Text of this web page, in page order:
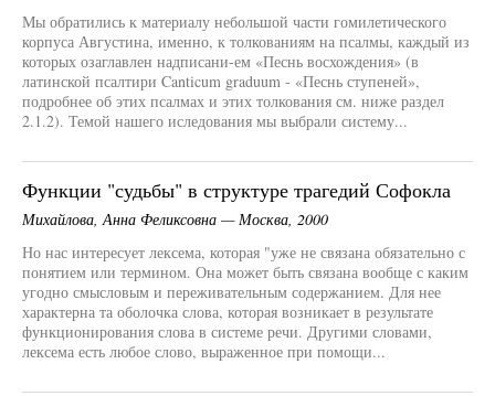
Мы обратились к материалу небольшой части гомилетического
корпуса Августина, именно, к толкованиям на псалмы, каждый из
которых озаглавлен надписани-ем «Песнь восхождения» (в
латинской псалтири Canticum graduum - «Песнь ступеней»,
подробнее об этих псалмах и этих толкования см. ниже раздел
2.1.2). Темой нашего иследования мы выбрали систему...
Функции "судьбы" в структуре трагедий Софокла
Михайлова, Анна Феликсовна — Москва, 2000
Но нас интересует лексема, которая "уже не связана обязательно с
понятием или термином. Она может быть связана вообще с каким
угодно смысловым и переживательным содержанием. Для нее
характерна та оболочка слова, которая возникает в результате
функционирования слова в системе речи. Другими словами,
лексема есть любое слово, выраженное при помощи...